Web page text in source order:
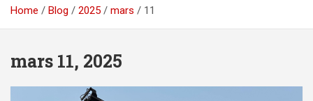
Home Blog 2025 mars 11
mars 11, 2025